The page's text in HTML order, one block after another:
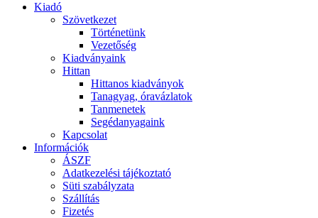
Kiadó
Szövetkezet
Történetünk
Vezetőség
Kiadványaink
Hittan
Hittanos kiadványok
Tanagyag, óravázlatok
Tanmenetek
Segédanyagaink
Kapcsolat
Információk
ÁSZF
Adatkezelési tájékoztató
Süti szabályzata
Szállítás
Fizetés